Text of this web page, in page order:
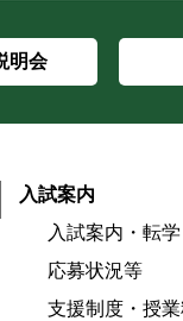
明会
入試案内
入試案内・転
応募状況等
支援制度・授